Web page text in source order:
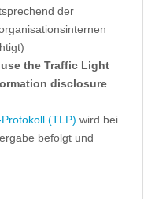
der
the Traffic Light
disclosure
(TLP) wird bei
befolgt und